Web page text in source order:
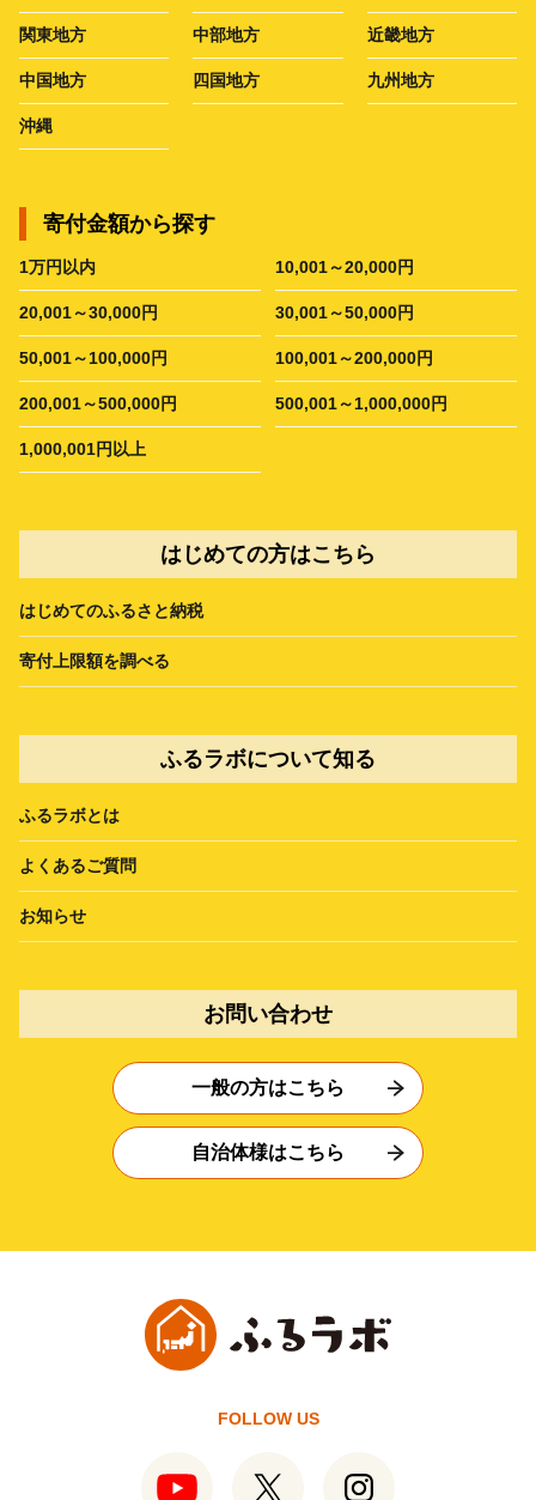
関東地方 中部地方 近畿地方
中国地方 四国地方 九州地方
沖縄
寄付金額から探す
1万円以内 10,001～20,000円
20,001～30,000円 30,001～50,000円
50,001～100,000円 100,001～200,000円
200,001～500,000円 500,001～1,000,000円
1,000,001円以上
はじめての方はこちら
はじめてのふるさと納税
寄付上限額を調べる
ふるラボについて知る
ふるラボとは
よくあるご質問
お知らせ
お問い合わせ
一般の方はこちら
自治体様はこちら
FOLLOW US